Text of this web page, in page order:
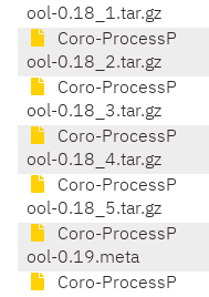
ool-0.18_1.tar.gz
Coro-ProcessP
ool-0.18_2.tar.gz
Coro-ProcessP
ool-0.18_3.tar.gz
Coro-ProcessP
ool-0.18_4.tar.gz
Coro-ProcessP
ool-0.18_5.tar.gz
Coro-ProcessP
ool-0.19.meta
Coro-ProcessP